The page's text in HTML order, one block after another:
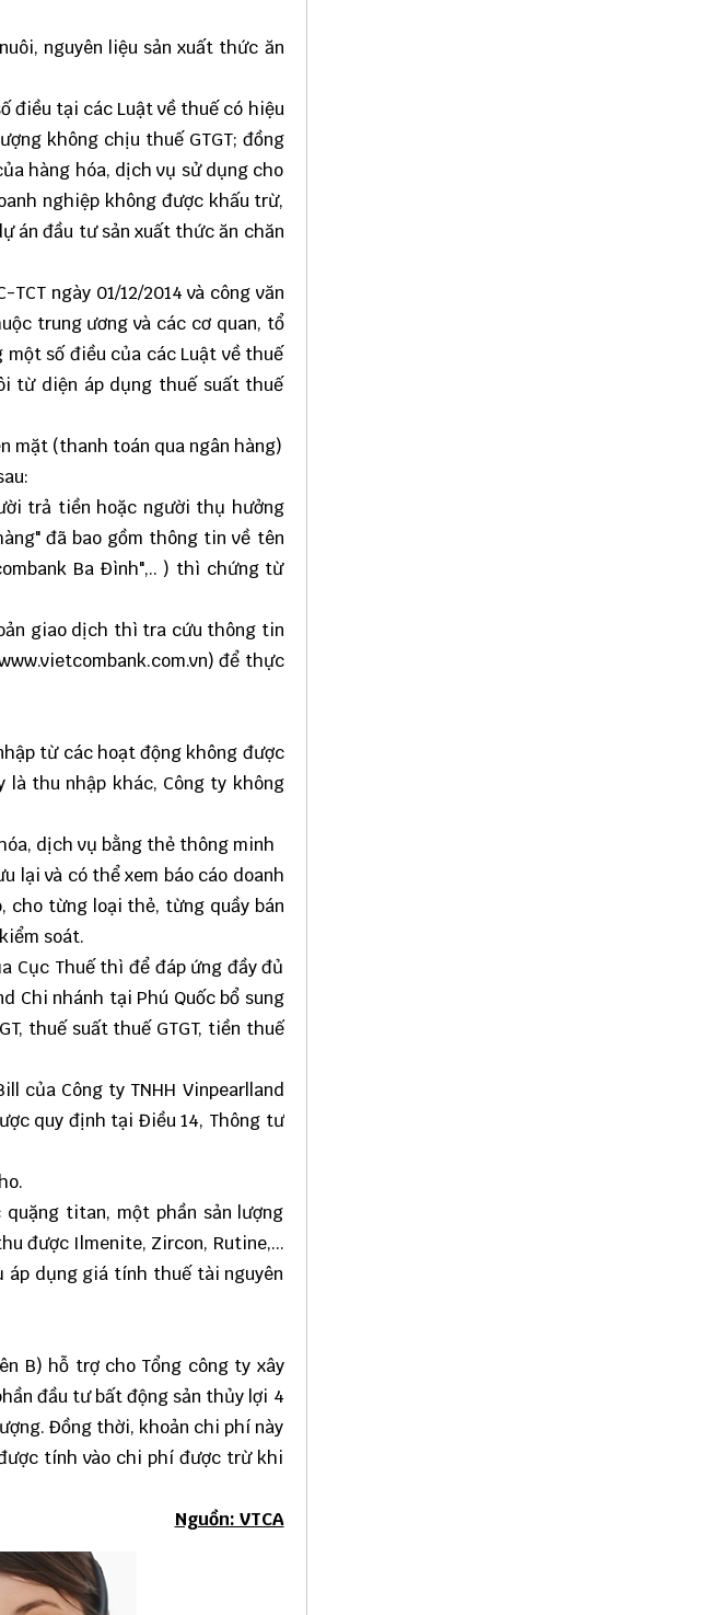
nguyên liệu sản xuất thức ăn
điều tại các Luật về thuế có hiệu
không chịu thuế GTGT; đồng
hàng hóa, dịch vụ sử dụng cho
nghiệp không được khấu trừ,
án đầu tư sản xuất thức ăn chăn
ngày 01/12/2014 và công văn
trung ương và các cơ quan, tổ
số điều của các Luật về thuế
từ diện áp dụng thuế suất thuế
mặt (thanh toán qua ngân hàng)
trả tiền hoặc người thụ hưởng
đã bao gồm thông tin về tên
Ba Đình",.. ) thì chứng từ
giao dịch thì tra cứu thông tin
) để thực
từ các hoạt động không được
thu nhập khác, Công ty không
dịch vụ bằng thẻ thông minh
lại và có thể xem báo cáo doanh
cho từng loại thẻ, từng quầy bán
soát.
Cục Thuế thì để đáp ứng đầy đủ
Chi nhánh tại Phú Quốc bổ sung
thuế suất thuế GTGT, tiền thuế
của Công ty TNHH Vinpearlland
quy định tại Điều 14, Thông tư
titan, một phần sản lượng
được Ilmenite, Zircon, Rutine,...
áp dụng giá tính thuế tài nguyên
B) hỗ trợ cho Tổng công ty xây
đầu tư bất động sản thủy lợi 4
Đồng thời, khoản chi phí này
tính vào chi phí được trừ khi
Nguồn: VTCA